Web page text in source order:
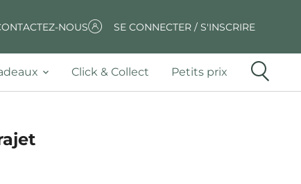
NOUS SE CONNECTER / S'INSCRIRE
Click & Collect Petits prix